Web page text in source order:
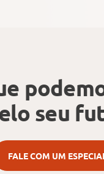
seu
FALE COM UM